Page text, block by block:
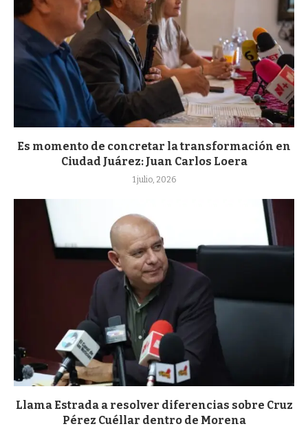
Es momento de concretar la transformación en
Ciudad Juárez: Juan Carlos Loera
1 julio, 2026
Llama Estrada a resolver diferencias sobre Cruz
Pérez Cuéllar dentro de Morena